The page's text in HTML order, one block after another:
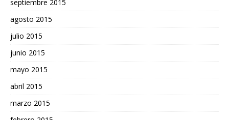
septiembre 2015
agosto 2015
julio 2015
junio 2015
mayo 2015
abril 2015
marzo 2015